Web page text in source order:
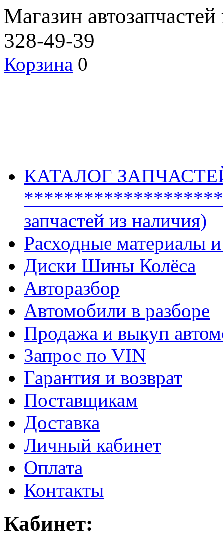
Магазин
328-49-39
Корзина 0
КАТАЛОГ
запчастей из наличия)
Расходные материалы
Диски Шины Колёса
Авторазбор
Автомобили в разборе
Продажа и выкуп
Запрос по VIN
Гарантия и возврат
Поставщикам
Доставка
Личный кабинет
Оплата
Контакты
Кабинет: